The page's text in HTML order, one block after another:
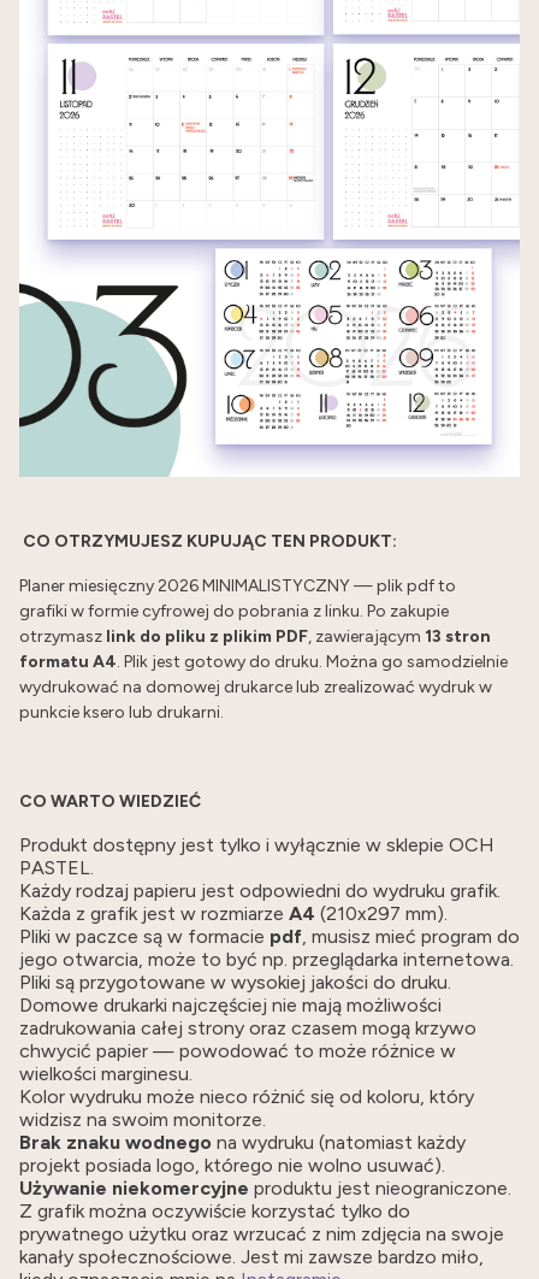
CO OTRZYMUJESZ KUPUJĄC TEN PRODUKT:
Planer miesięczny 2026 MINIMALISTYCZNY — plik pdf to
grafiki w formie cyfrowej do pobrania z linku. Po zakupie
otrzymasz link do pliku z plikim PDF, zawierającym 13 stron
formatu A4. Plik jest gotowy do druku. Można go samodzielnie
wydrukować na domowej drukarce lub zrealizować wydruk w
punkcie ksero lub drukarni.
CO WARTO WIEDZIEĆ
Produkt dostępny jest tylko i wyłącznie w sklepie OCH
PASTEL.
Każdy rodzaj papieru jest odpowiedni do wydruku grafik.
Każda z grafik jest w rozmiarze A4 (210x297 mm).
Pliki w paczce są w formacie pdf , musisz mieć program do
jego otwarcia, może to być np. przeglądarka internetowa.
Pliki są przygotowane w wysokiej jakości do druku.
Domowe drukarki najczęściej nie mają możliwości
zadrukowania całej strony oraz czasem mogą krzywo
chwycić papier — powodować to może różnice w
wielkości marginesu.
Kolor wydruku może nieco różnić się od koloru, który
widzisz na swoim monitorze.
Brak znaku wodnego na wydruku (natomiast każdy
projekt posiada logo, którego nie wolno usuwać).
Używanie niekomercyjne produktu jest nieograniczone.
Z grafik można oczywiście korzystać tylko do
prywatnego użytku oraz wrzucać z nim zdjęcia na swoje
kanały społecznościowe. Jest mi zawsze bardzo miło,